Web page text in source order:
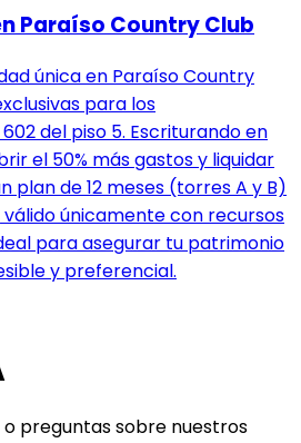
Paraíso Country Club
única en Paraíso Country
para los
del piso 5. Escriturando en
el 50% más gastos y liquidar
plan de 12 meses (torres A y B)
únicamente con recursos
para asegurar tu patrimonio
y preferencial.
preguntas sobre nuestros